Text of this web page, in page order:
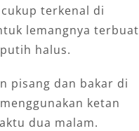
terkenal di
lemangnya terbuat
halus.
pisang dan bakar di
ketan
dua malam.